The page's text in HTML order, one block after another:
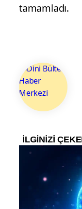
tamamladı.